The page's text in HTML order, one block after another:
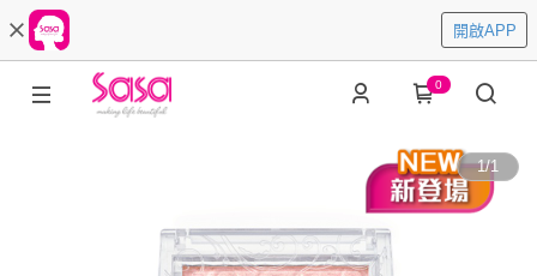
開啟APP
0
1/1